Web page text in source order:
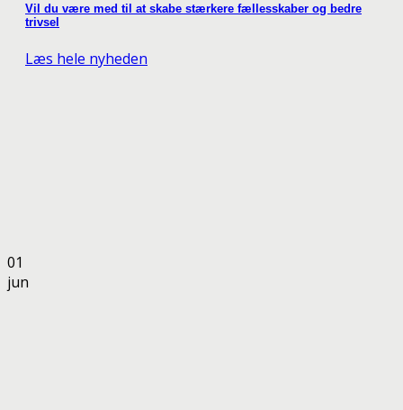
Vil du være med til at skabe stærkere fællesskaber og bedre
trivsel
Læs hele nyheden
01
jun